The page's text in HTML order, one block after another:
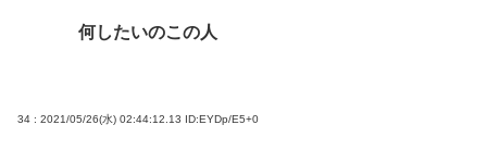
何したいのこの人
34 : 2021/05/26(水) 02:44:12.13 ID:EYDp/E5+0